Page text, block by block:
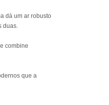
dá um ar robusto
duas.
combine
que a